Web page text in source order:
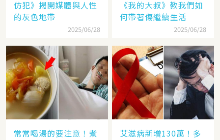
仿犯》揭開媒體與人性
的灰色地帶
2025/06/28
《我的大叔》教我們如
何帶著傷繼續生活
2025/06/28
常常喝湯的要注意！煮
艾滋病新增130萬！多